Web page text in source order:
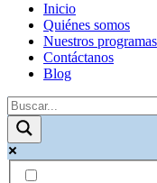
Inicio
Quiénes somos
Nuestros programas
Contáctanos
Blog